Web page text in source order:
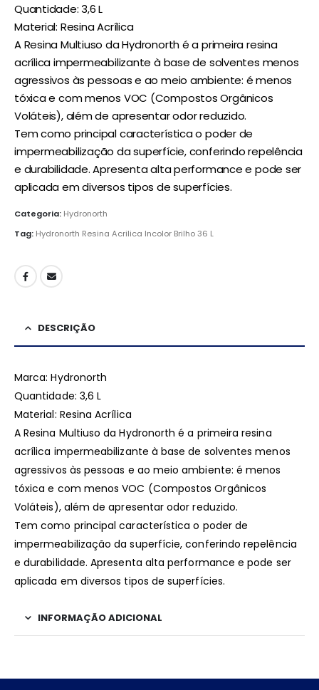
Quantidade: 3,6 L
Material: Resina Acrílica
A Resina Multiuso da Hydronorth é a primeira resina
acrílica impermeabilizante à base de solventes menos
agressivos às pessoas e ao meio ambiente: é menos
tóxica e com menos VOC (Compostos Orgânicos
Voláteis), além de apresentar odor reduzido.
Tem como principal característica o poder de
impermeabilização da superfície, conferindo repelência
e durabilidade. Apresenta alta performance e pode ser
aplicada em diversos tipos de superfícies.
Categoria: Hydronorth
Tag: Hydronorth Resina Acrilica Incolor Brilho 36 L
DESCRIÇÃO
Marca: Hydronorth
Quantidade: 3,6 L
Material: Resina Acrílica
A Resina Multiuso da Hydronorth é a primeira resina
acrílica impermeabilizante à base de solventes menos
agressivos às pessoas e ao meio ambiente: é menos
tóxica e com menos VOC (Compostos Orgânicos
Voláteis), além de apresentar odor reduzido.
Tem como principal característica o poder de
impermeabilização da superfície, conferindo repelência
e durabilidade. Apresenta alta performance e pode ser
aplicada em diversos tipos de superfícies.
INFORMAÇÃO ADICIONAL